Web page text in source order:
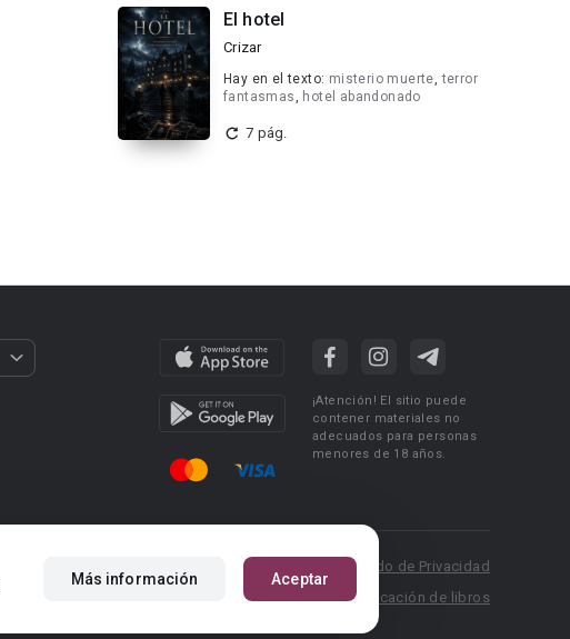
El hotel
Crizar
Hay en el texto: misterio muerte,terror
fantasmas, hotel abandonado
7 pág.
Más información Aceptar
¡Atención! El sitio puede
contener materiales no
adecuados para personas
menores de 18 años.
Condiciones de uso
Acuerdo de Privacidad
Reglas para la publicación de libros